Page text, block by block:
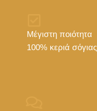
Μέγιστη ποιότητα
100% κεριά σόγιας